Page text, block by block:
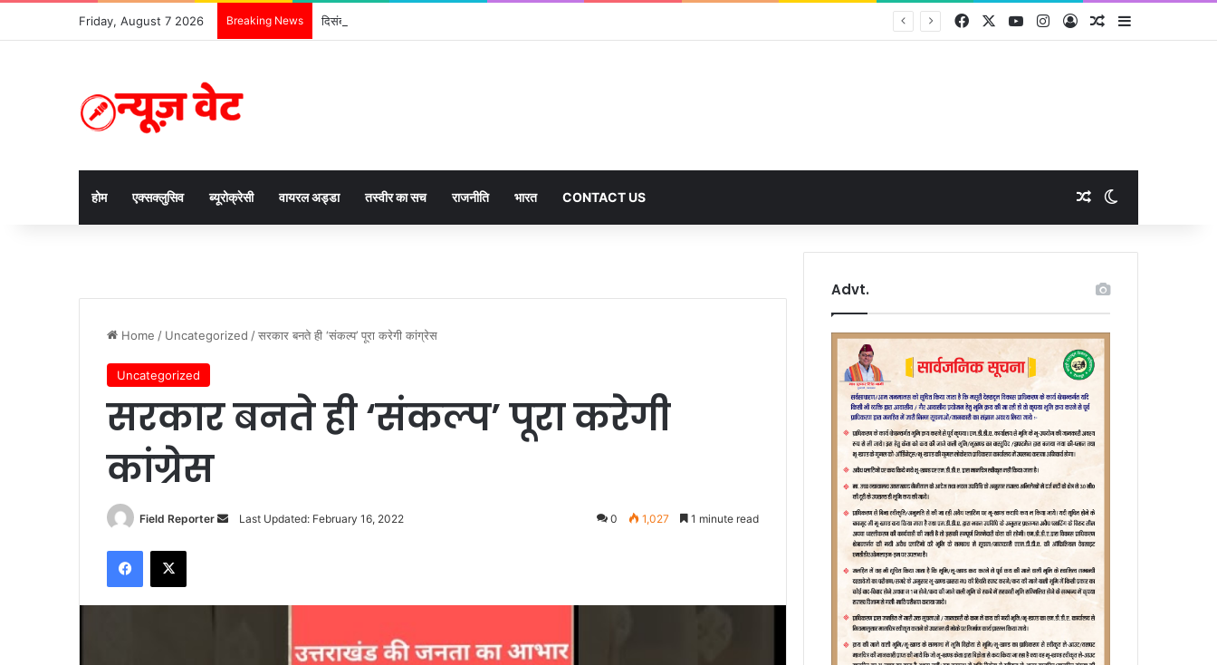
Friday, August 7 2026 Breaking News दिसंबर से पहले ढाई हजार से अधिक पदों के लिए भरे जाएंगे फार्म FacebookYouTubeInstagram
Log InRandom Article
Sidebar
होम एक्सक्लुसिव ब्यूरोक्रेसी वायरल अड्डा तस्वीर का सच राजनीति भारत CONTACT US Random Article
Home / Uncategorized /सरकार बनते ही ‘संकल्प’ पूरा करेगी कांग्रेस
Uncategorized
सरकार बनते ही ‘संकल्प’ पूरा करेगी
कांग्रेस
Field Reporter
SendLast Updated: February 16, 2022 0 1,027 1 minute read
Facebook
X
Advt.